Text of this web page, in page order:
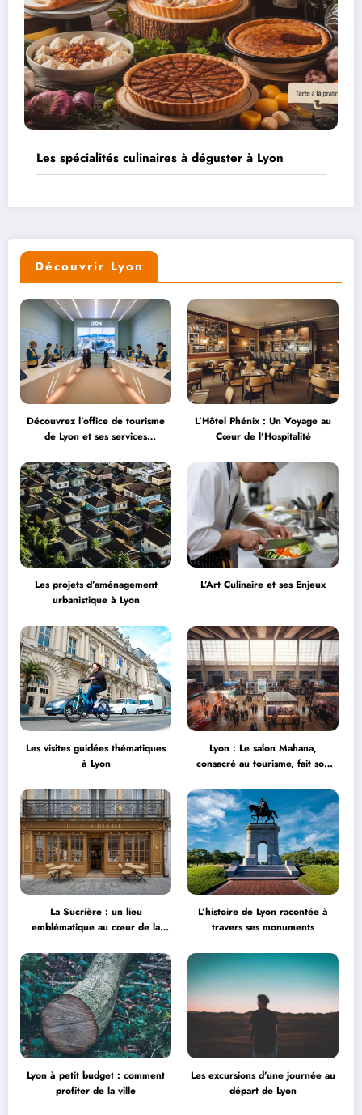
Les spécialités culinaires à déguster à Lyon
Découvrir Lyon
Découvrez l’office de tourisme
de Lyon et ses services
L’Hôtel Phénix : Un Voyage au
Cœur de l’Hospitalité
Les projets d’aménagement
urbanistique à Lyon
L’Art Culinaire et ses Enjeux
Les visites guidées thématiques
à Lyon
Lyon : Le salon Mahana,
consacré au tourisme, fait son
Garnier
La Sucrière : un lieu
emblématique au cœur de la
L’histoire de Lyon racontée à
travers ses monuments
Lyon à petit budget : comment
profiter de la ville
Les excursions d’une journée au
départ de Lyon